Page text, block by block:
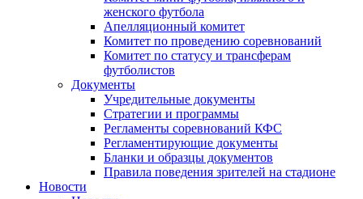
женского футбола
Апелляционный комитет
Комитет по проведению соревнований
Комитет по статусу и трансферам
футболистов
Документы
Учредительные документы
Стратегии и программы
Регламенты соревнований КФС
Регламентирующие документы
Бланки и образцы документов
Правила поведения зрителей на стадионе
Новости